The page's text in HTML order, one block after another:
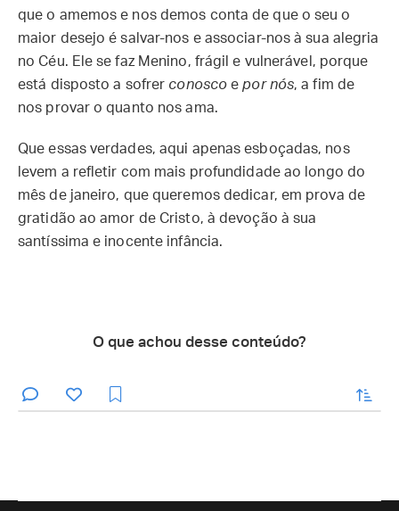
que o amemos e nos demos conta de que o seu o
maior desejo é salvar-nos e associar-nos à sua alegria
no Céu. Ele se faz Menino, frágil e vulnerável, porque
está disposto a sofrer conosco epor nós, a fim de
nos provar o quanto nos ama.
Que essas verdades, aqui apenas esboçadas, nos
levem a refletir com mais profundidade ao longo do
mês de janeiro, que queremos dedicar, em prova de
gratidão ao amor de Cristo, à devoção à sua
santíssima e inocente infância.
O que achou desse conteúdo?
enviar